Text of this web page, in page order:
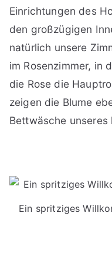
Einrichtungen des
den großzügigen
natürlich unsere
im Rosenzimmer, in
die Rose die
zeigen die Blume
Bettwäsche
Ein spritziges